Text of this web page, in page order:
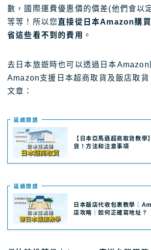
數，國際運費優惠價的價差(他們會以
等等！所以您直接從日本Amazon購
省這些看不到的費用 。
去日本旅遊時也可以透過日本Amazon
Amazon支援日本超商取貨及飯店取貨
文章：
延續閲讀
【日本亞馬遜超商取貨教學
貨！方法和注意事項
延續閲讀
日本飯店代收包裹教學｜
店攻略｜如何正確寫地址？